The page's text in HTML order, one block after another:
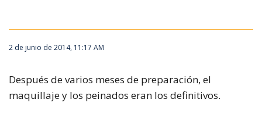
2 de junio de 2014, 11:17 AM
Después de varios meses de preparación, el
maquillaje y los peinados eran los definitivos.